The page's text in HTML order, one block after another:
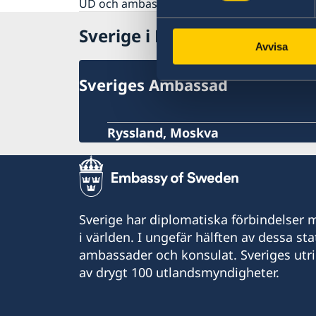
Avvisa
UD och ambassadens krisberedskap
Sverige i Ryssland
Sveriges Ambassad
Ryssland, Moskva
Sverige har diplomatiska förbindelser
i världen. I ungefär hälften av dessa
ambassader och konsulat. Sveriges
av drygt 100 utlandsmyndigheter.